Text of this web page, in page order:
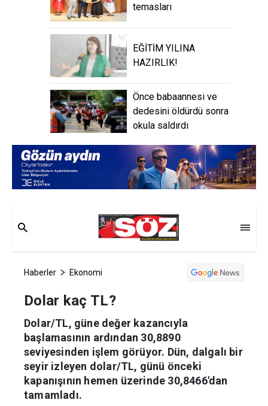
temasları
EĞİTİM YILINA
HAZIRLIK!
Önce babaannesi ve
dedesini öldürdü sonra
okula saldırdı
Haberler Ekonomi
Dolar kaç TL?
Dolar/TL, güne değer kazancıyla
başlamasının ardından 30,8890
seviyesinden işlem görüyor. Dün, dalgalı bir
seyir izleyen dolar/TL, günü önceki
kapanışının hemen üzerinde 30,8466'dan
tamamladı.